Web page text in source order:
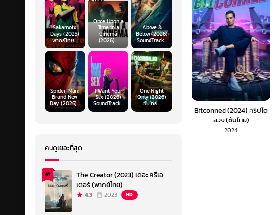
Bitconned (2024) คริปโต
ลวง (ซับไทย)
2024
Sakamoto
Days (2026)
พากย์ไทย...
Once Upon a
Time in a
Cinema
(2026)...
Above &
Below (2026)
SoundTrack...
Spider-Man:
Brand New
Day (2026)...
I Want Your
Sex (2026)
SoundTrack...
One Night
Only (2026)
ซับไทย...
คนดูเยอะที่สุด
#1
The Creator (2023) เดอะ ครีเอ
เตอร์ (พากย์ไทย)
4.3 2023 HD